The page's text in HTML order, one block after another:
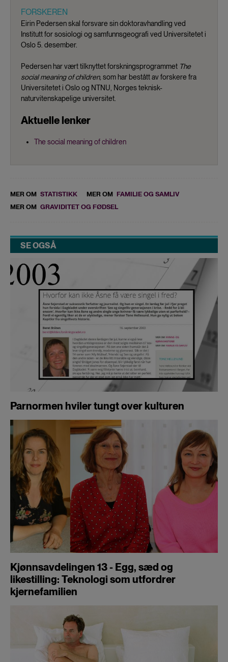
FORSKEREN
Eirin Pedersen skal forsvare sin doktoravhandling ved
Institutt for sosiologi og samfunnsgeografi ved Universitetet i
Oslo 5. desember.
Pedersen har vært tilknyttet forskningsprogrammet The
social meaning of children, som har bestått av forskere fra
Universitetet i Oslo og NTNU, Norges teknisk-
naturvitenskapelige universitet.
Aktuelle lenker
The social meaning of children
MER OM STATISTIKK MER OM FAMILIE OG SAMLIV
MER OM GRAVIDITET OG FØDSEL
SE OGSÅ
Parnormen hviler tungt over kulturen
Kjønnsavdelingen 13 - Egg, sæd og
likestilling: Teknologi som utfordrer
kjernefamilien